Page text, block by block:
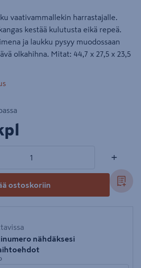
vaativammallekin harrastajalle.
kestää kulutusta eikä repeä.
ja laukku pysyy muodossaan
olkahihna. Mitat: 44,7 x 27,5 x 23,5
+
ostoskoriin
nähdäksesi